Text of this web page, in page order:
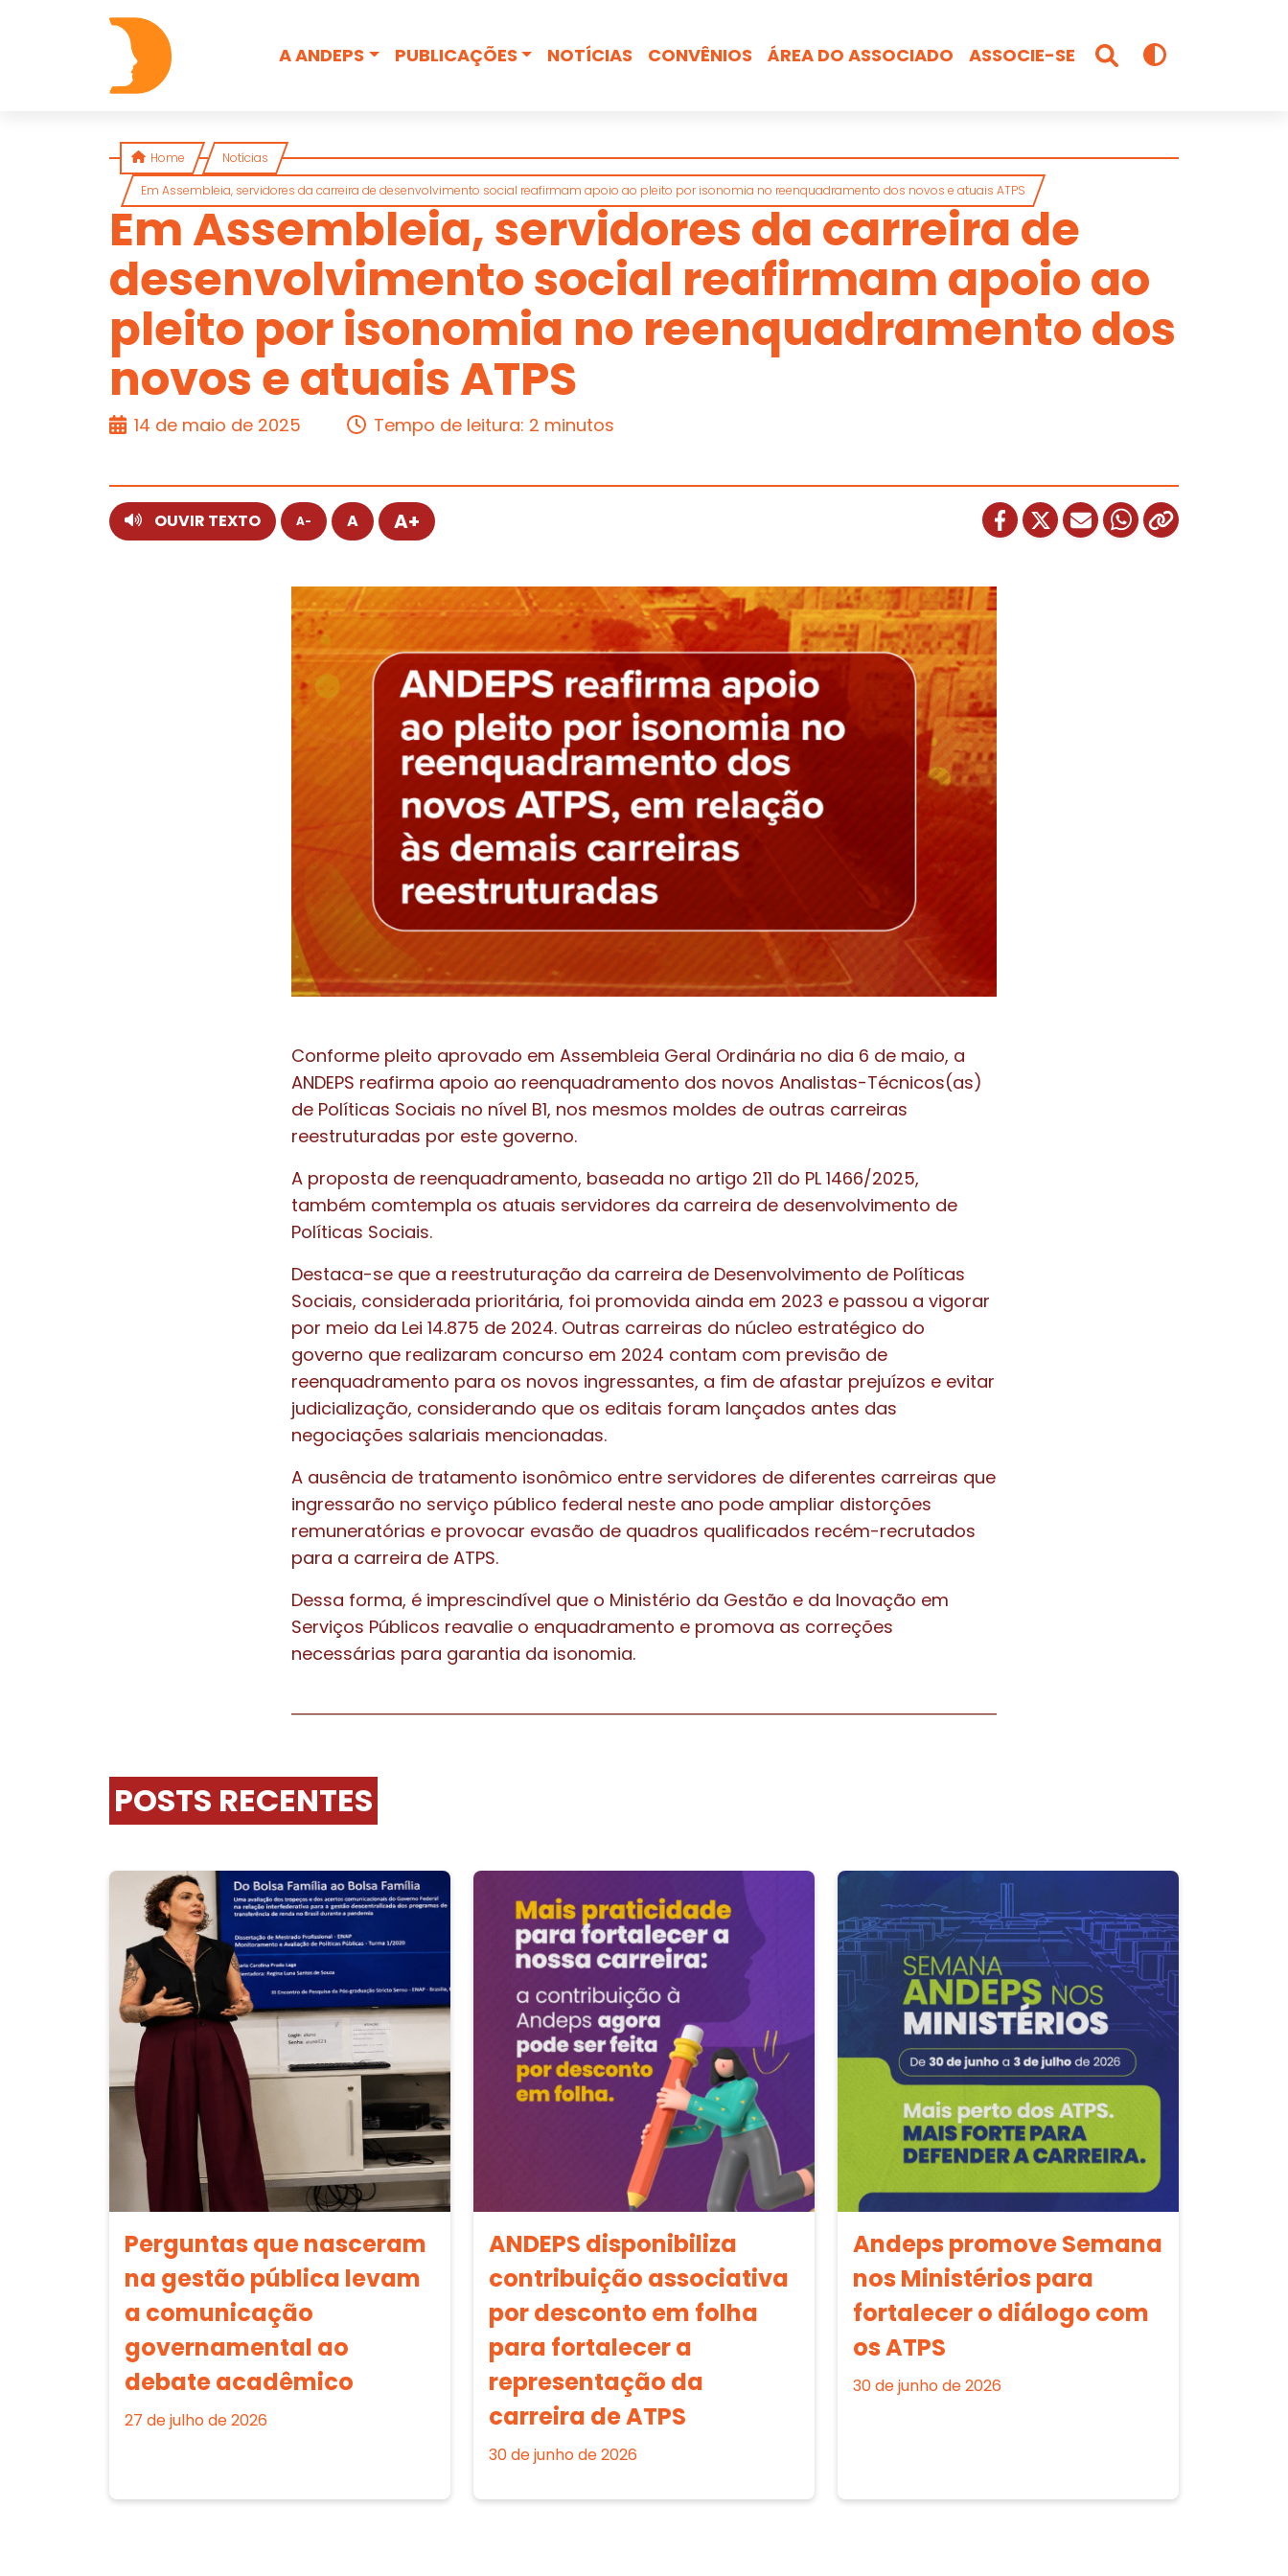
Skip to content
A ANDEPS
PUBLICAÇÕES NOTÍCIAS CONVÊNIOS ÁREA DO ASSOCIADO ASSOCIE-SE
Busca
ARTIGO
Home
Notícias
Em Assembleia, servidores da carreira de desenvolvimento social reafirmam apoio ao pleito por isonomia no reenquadramento dos novos e atuais ATPS
Em Assembleia, servidores da carreira de
desenvolvimento social reafirmam apoio ao
pleito por isonomia no reenquadramento dos
novos e atuais ATPS
14 de maio de 2025 Tempo de leitura: 2 minutos
OUVIR TEXTO A- A A+
Conforme pleito aprovado em Assembleia Geral Ordinária no dia 6 de maio, a
ANDEPS reafirma apoio ao reenquadramento dos novos Analistas-Técnicos(as)
de Políticas Sociais no nível B1, nos mesmos moldes de outras carreiras
reestruturadas por este governo.
A proposta de reenquadramento, baseada no artigo 211 do PL 1466/2025,
também comtempla os atuais servidores da carreira de desenvolvimento de
Políticas Sociais.
Destaca-se que a reestruturação da carreira de Desenvolvimento de Políticas
Sociais, considerada prioritária, foi promovida ainda em 2023 e passou a vigorar
por meio da Lei 14.875 de 2024. Outras carreiras do núcleo estratégico do
governo que realizaram concurso em 2024 contam com previsão de
reenquadramento para os novos ingressantes, a fim de afastar prejuízos e evitar
judicialização, considerando que os editais foram lançados antes das
negociações salariais mencionadas.
A ausência de tratamento isonômico entre servidores de diferentes carreiras que
ingressarão no serviço público federal neste ano pode ampliar distorções
remuneratórias e provocar evasão de quadros qualificados recém-recrutados
para a carreira de ATPS.
Dessa forma, é imprescindível que o Ministério da Gestão e da Inovação em
Serviços Públicos reavalie o enquadramento e promova as correções
necessárias para garantia da isonomia.
POSTS RECENTES
Perguntas que nasceram
na gestão pública levam
a comunicação
governamental ao
debate acadêmico
27 de julho de 2026
ANDEPS disponibiliza
contribuição associativa
por desconto em folha
para fortalecer a
representação da
carreira de ATPS
30 de junho de 2026
Andeps promove Semana
nos Ministérios para
fortalecer o diálogo com
os ATPS
30 de junho de 2026